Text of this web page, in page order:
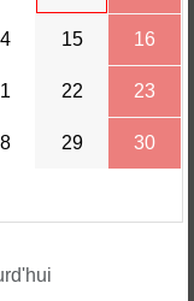
15 16
22 23
29 30